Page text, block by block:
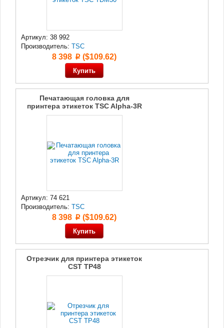
Артикул: 38 992
Производитель: TSC
8 398 p ($109.62)
Печатающая головка для
принтера этикеток TSC Alpha-3R
Артикул: 74 621
Производитель: TSC
8 398 p ($109.62)
Отрезчик для принтера этикеток
CST TP48